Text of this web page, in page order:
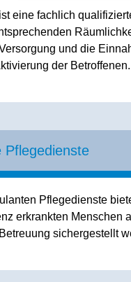
eine fachlich
und die
der Betroffenen.
Pflegedienste
Pflegedienste
erkrankten Menschen
sichergestellt